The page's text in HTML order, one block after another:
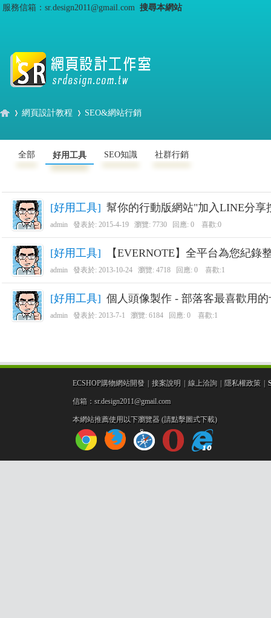
服務信箱：sr.design2011@gmail.com 搜尋本網站
R
網頁設計教程
›
SEO&網站行銷
全部 好用工具 SEO知識 社群行銷
[好用工具] 幫你的行動版網站"加入LINE分享
admin 發表於: 2015-4-19 瀏覽: 7730 回應: 0 喜歡:0
[好用工具] 【EVERNOTE】全平台為您紀
admin 發表於: 2013-10-24 瀏覽: 4718 回應: 0 喜歡:1
[好用工具] 個人頭像製作 - 部落客最喜歡用
admin 發表於: 2013-7-1 瀏覽: 6184 回應: 0 喜歡:1
ECSHOP購物網站開發 接案說明 線上洽詢 隱私權政策
信箱：sr.design2011@gmail.com
本網站推薦使用以下瀏覽器 (請點擊圖式下載)